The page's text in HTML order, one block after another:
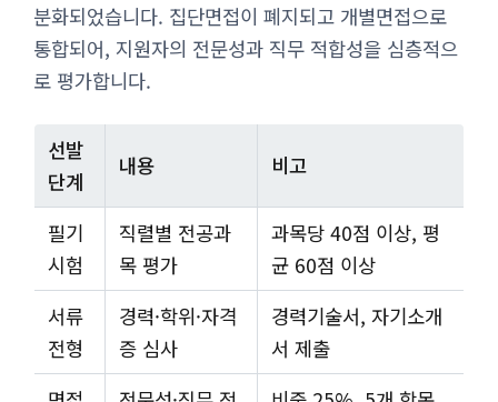
분화되었습니다. 집단면접이 폐지되고 개별면접으로
통합되어, 지원자의 전문성과 직무 적합성을 심층적으
로 평가합니다.
선발
단계
내용 비고
필기
시험
직렬별 전공과
목 평가
과목당 40점 이상, 평
균 60점 이상
서류
전형
경력·학위·자격
증 심사
경력기술서, 자기소개
서 제출